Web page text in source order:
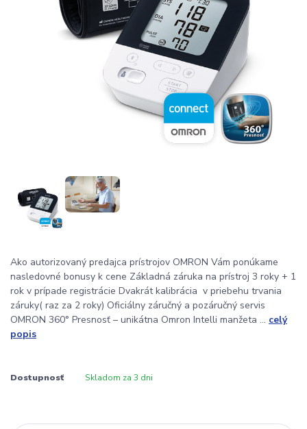
Ako autorizovaný predajca prístrojov OMRON Vám ponúkame
nasledovné bonusy k cene Základná záruka na prístroj 3 roky + 1
rok v prípade registrácie Dvakrát kalibrácia v priebehu trvania
záruky( raz za 2 roky) Oficiálny záručný a pozáručný servis
OMRON 360° Presnosť – unikátna Omron Intelli manžeta ... celý
popis
Dostupnosť Skladom za 3 dni